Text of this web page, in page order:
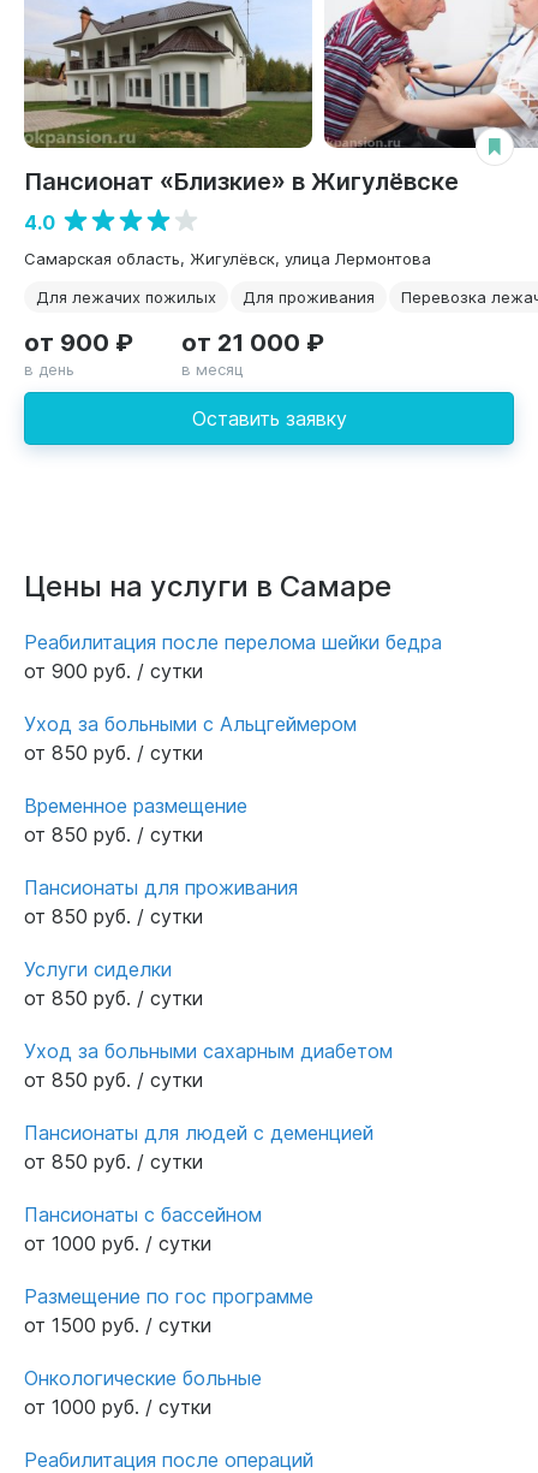
Пансионат «Близкие» в Жигулёвске
4.0
Самарская область, Жигулёвск, улица Лермонтова
Для лежачих пожилых
Для проживания Перевозка
Оставить заявку
от 900 ₽
в день
от 21 000 ₽
в месяц
Цены на услуги в Самаре
Реабилитация после перелома шейки бедра
от 900 руб. / сутки
Уход за больными с Альцгеймером
от 850 руб. / сутки
Временное размещение
от 850 руб. / сутки
Пансионаты для проживания
от 850 руб. / сутки
Услуги сиделки
от 850 руб. / сутки
Уход за больными сахарным диабетом
от 850 руб. / сутки
Пансионаты для людей с деменцией
от 850 руб. / сутки
Пансионаты с бассейном
от 1000 руб. / сутки
Размещение по гос программе
от 1500 руб. / сутки
Онкологические больные
от 1000 руб. / сутки
Реабилитация после операций